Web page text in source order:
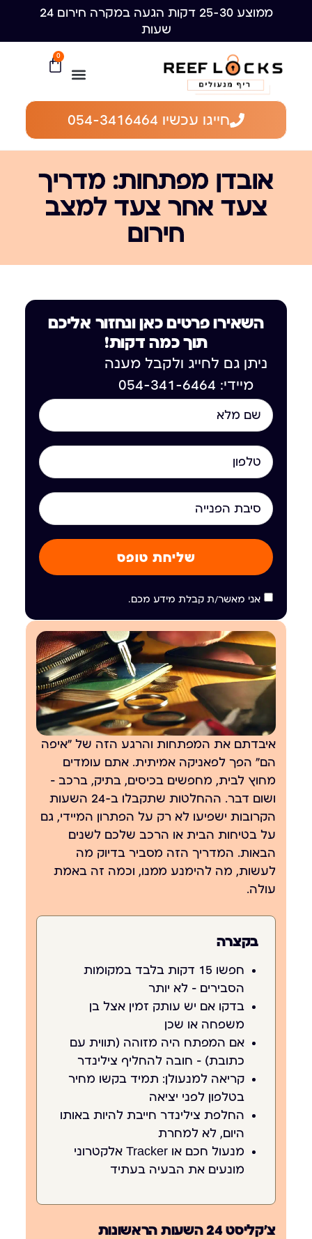
ממוצע 25-30 דקות הגעה במקרה חירום 24
שעות
0
חייגו עכשיו 054-3416464
אובדן מפתחות: מדריך
צעד אחר צעד למצב
חירום
איבדתם את המפתחות והרגע הזה של "איפה
הם" הפך לפאניקה אמיתית. אתם עומדים
מחוץ לבית, מחפשים בכיסים, בתיק, ברכב —
ושום דבר. ההחלטות שתקבלו ב-24 השעות
הקרובות ישפיעו לא רק על הפתרון המיידי, גם
על בטיחות הבית או הרכב שלכם לשנים
הבאות. המדריך הזה מסביר בדיוק מה
לעשות, מה להימנע ממנו, וכמה זה באמת
עולה.
בקצרה
חפשו 15 דקות בלבד במקומות
הסבירים — לא יותר
בדקו אם יש עותק זמין אצל בן
משפחה או שכן
אם המפתח היה מזוהה (תווית עם
כתובת) — חובה להחליף צילינדר
קריאה למנעולן: תמיד בקשו מחיר
בטלפון לפני יציאה
החלפת צילינדר חייבת להיות באותו
היום, לא למחרת
מנעול חכם או Tracker אלקטרוני
מונעים את הבעיה בעתיד
צ'קליסט 24 השעות הראשונות
השאירו פרטים כאן ונחזור אליכם
תוך כמה דקות!
ניתן גם לחייג ולקבל מענה
מיידי: 054-341-6464
אני מאשר/ת קבלת מידע מכם.
שליחת טופס